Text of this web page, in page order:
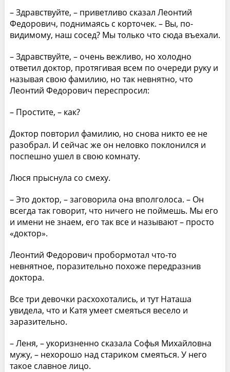
– Здравствуйте, – приветливо сказал Леонтий
Федорович, поднимаясь с корточек. – Вы, по-
видимому, наш сосед? Мы только что сюда въехали.
– Здравствуйте, – очень вежливо, но холодно
ответил доктор, протягивая всем по очереди руку и
называя свою фамилию, но так невнятно, что
Леонтий Федорович переспросил:
– Простите, – как?
Доктор повторил фамилию, но снова никто ее не
разобрал. И сейчас же он неловко поклонился и
поспешно ушел в свою комнату.
Люся прыснула со смеху.
– Это доктор, – заговорила она вполголоса. – Он
всегда так говорит, что ничего не поймешь. Мы его
и имени не знаем, его так все и называют – просто
«доктор».
Леонтий Федорович пробормотал что-то
невнятное, поразительно похоже передразнив
доктора.
Все три девочки расхохотались, и тут Наташа
увидела, что и Катя умеет смеяться весело и
заразительно.
– Леня, – укоризненно сказала Софья Михайловна
мужу, – нехорошо над стариком смеяться. У него
такое славное лицо.